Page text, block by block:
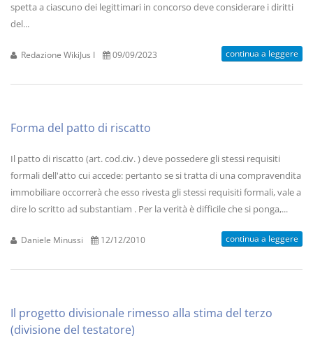
spetta a ciascuno dei legittimari in concorso deve considerare i diritti
del...
Redazione WikiJus I 09/09/2023 continua a leggere
Forma del patto di riscatto
Il patto di riscatto (art. cod.civ. ) deve possedere gli stessi requisiti
formali dell'atto cui accede: pertanto se si tratta di una compravendita
immobiliare occorrerà che esso rivesta gli stessi requisiti formali, vale a
dire lo scritto ad substantiam . Per la verità è difficile che si ponga,...
Daniele Minussi 12/12/2010 continua a leggere
Il progetto divisionale rimesso alla stima del terzo
(divisione del testatore)